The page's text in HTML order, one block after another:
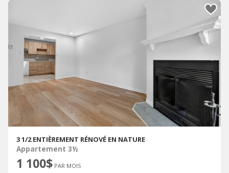
3 1/2 ENTIÈREMENT RÉNOVÉ EN NATURE
Appartement 3½
1 100$ PAR MOIS